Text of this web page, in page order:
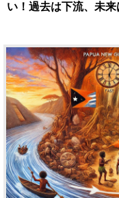
い！過去は下流、未